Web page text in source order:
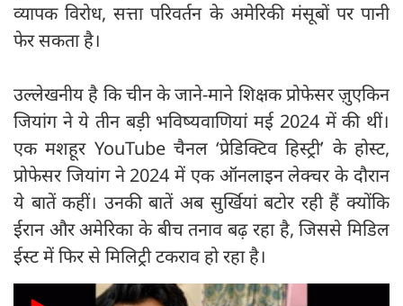
व्यापक विरोध, सत्ता परिवर्तन के अमेरिकी मंसूबों पर पानी
फेर सकता है।
उल्लेखनीय है कि चीन के जाने-माने शिक्षक प्रोफेसर ज़ुएकिन
जियांग ने ये तीन बड़ी भविष्यवाणियां मई 2024 में की थीं।
एक मशहूर YouTube चैनल ‘प्रेडिक्टिव हिस्ट्री’ के होस्ट,
प्रोफेसर जियांग ने 2024 में एक ऑनलाइन लेक्चर के दौरान
ये बातें कहीं। उनकी बातें अब सुर्खियां बटोर रही हैं क्योंकि
ईरान और अमेरिका के बीच तनाव बढ़ रहा है, जिससे मिडिल
ईस्ट में फिर से मिलिट्री टकराव हो रहा है।